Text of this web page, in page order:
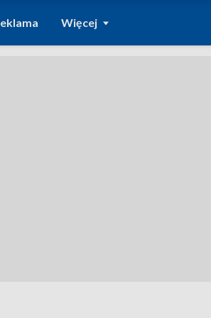
Więcej